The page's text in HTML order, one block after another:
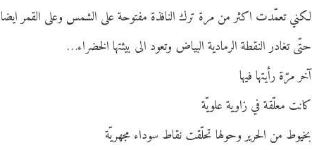
لكني تعمّدت اكثر من مرة ترك النافذة مفتوحة على الشمس وعلى القمر ايضا
حتّى تغادر النقطة الرمادية البياض وتعود الى بيئتها الخضراء…
آخر مرّة رأيتها فيها
كانت معلّقة في زاوية علويّة
بخيوط من الحرير وحولها تحلّقت نقاط سوداء مجهريّة